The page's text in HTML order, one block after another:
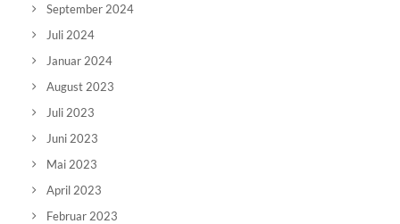
September 2024
Juli 2024
Januar 2024
August 2023
Juli 2023
Juni 2023
Mai 2023
April 2023
Februar 2023